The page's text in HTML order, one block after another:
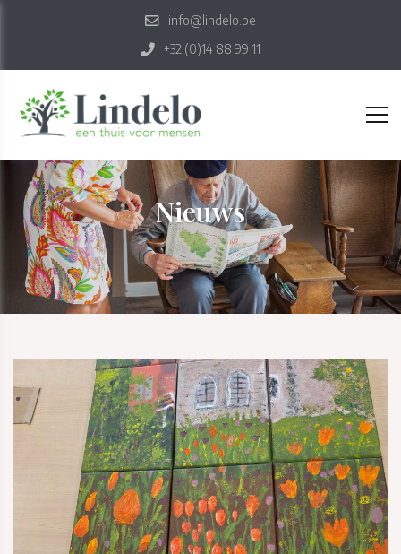
info@lindelo.be
+32 (0)14 88 99 11
Nieuws